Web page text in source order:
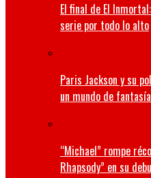
El final de El
serie por todo lo alto
Paris Jackson y su
un mundo de
“Michael” rompe
Rhapsody” en su